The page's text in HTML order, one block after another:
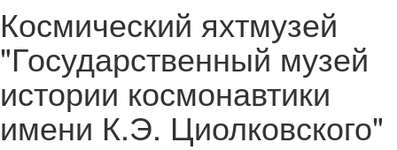
Космический яхтмузей
"Государственный музей
истории космонавтики
имени К.Э. Циолковского"